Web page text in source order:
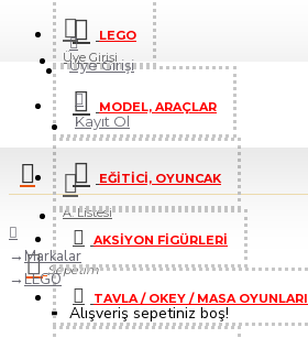
Üye Girişi
A. Listesi
Sepetim
Alışveriş sepetiniz boş!
LEGO
MODEL, ARAÇLAR
EĞİTİCİ, OYUNCAK
AKSIYON FIGÜRLERI
TAVLA / OKEY / MASA OYUNLARI
Üye Girişi
Kayıt Ol
Markalar
LEGO